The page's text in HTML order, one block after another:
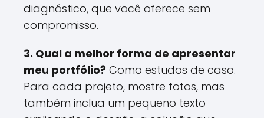
diagnóstico, que você oferece sem
compromisso.
3. Qual a melhor forma de apresentar
meu portfólio? Como estudos de caso.
Para cada projeto, mostre fotos, mas
também inclua um pequeno texto